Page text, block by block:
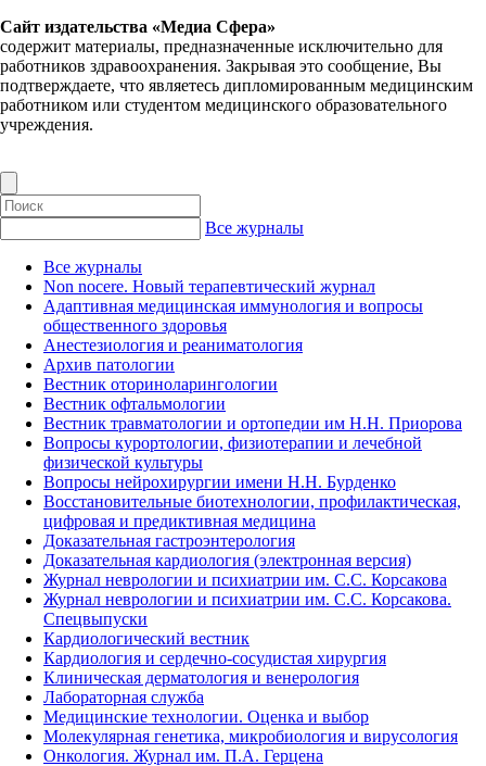
Сайт издательства «Медиа Сфера»
содержит материалы, предназначенные исключительно для
работников здравоохранения. Закрывая это сообщение, Вы
подтверждаете, что являетесь дипломированным медицинским
работником или студентом медицинского образовательного
учреждения.
Все журналы
Все журналы
Non nocere. Новый терапевтический журнал
Адаптивная медицинская иммунология и вопросы
общественного здоровья
Анестезиология и реаниматология
Архив патологии
Вестник оториноларингологии
Вестник офтальмологии
Вестник травматологии и ортопедии им Н.Н. Приорова
Вопросы курортологии, физиотерапии и лечебной
физической культуры
Вопросы нейрохирургии имени Н.Н. Бурденко
Восстановительные биотехнологии, профилактическая,
цифровая и предиктивная медицина
Доказательная гастроэнтерология
Доказательная кардиология (электронная версия)
Журнал неврологии и психиатрии им. С.С. Корсакова
Журнал неврологии и психиатрии им. С.С. Корсакова.
Спецвыпуски
Кардиологический вестник
Кардиология и сердечно-сосудистая хирургия
Клиническая дерматология и венерология
Лабораторная служба
Медицинские технологии. Оценка и выбор
Молекулярная генетика, микробиология и вирусология
Онкология. Журнал им. П.А. Герцена